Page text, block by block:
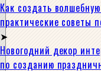
Как создать
практические советы
Новогодний декор
по созданию